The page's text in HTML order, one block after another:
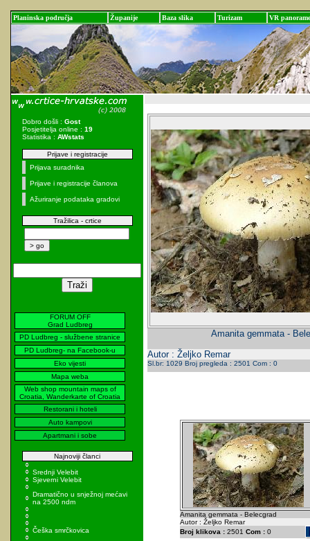
Planinska područja Županije Baza slika Turizam VR panorame
Dobro došli : Gost
Posjetitelja online : 19
Statistika : AWstats
Prijave i registracije
Prijava suradnika
Prijave i registracije članova
Ažuriranje podataka gradovi
Tražilica - crtice
FORUM OFF
Grad Ludbreg
PD Ludbreg - službene stranice
PD Ludbreg- na Facebook-u
Eko vijesti
Mapa weba
Web shop mountain maps of
Croatia, Wanderkarte of Croatia
Restorani i hoteli
Auto kampovi
Apartmani i sobe
Najnoviji članci
Srednji Velebit
Sjeverni Velebit
Dramatično u snježnoj mećavi
na 2500 ndm
Češka smrčkovica
Amanita gemmata -
Autor : Željko Remar
Sl.br: 1029 Broj pregleda : 2501 Com : 0
Amanita gemmata - Belecgrad
Autor : Željko Remar
Broj klikova :2501 Com :0